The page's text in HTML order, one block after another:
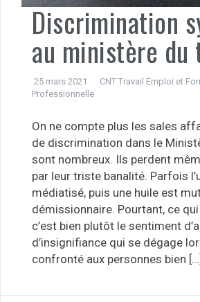
Discrimination
au ministère du
25 mars 2021
CNT Travail Emploi et
Professionnelle
On ne compte plus les sales
de discrimination dans le
sont nombreux. Ils perdent
par leur triste banalité. Parfois
médiatisé, puis une huile est
démissionnaire. Pourtant, ce
c’est bien plutôt le sentiment
d’insignifiance qui se dégage
confronté aux personnes bien […]